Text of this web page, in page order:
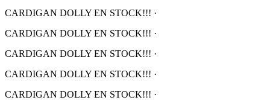
CARDIGAN DOLLY EN STOCK!!! ·
CARDIGAN DOLLY EN STOCK!!! ·
CARDIGAN DOLLY EN STOCK!!! ·
CARDIGAN DOLLY EN STOCK!!! ·
CARDIGAN DOLLY EN STOCK!!! ·